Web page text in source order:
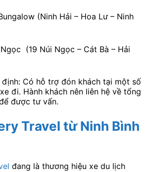
(Ninh Hải – Hoa Lư – Ninh
(19 Núi Ngọc – Cát Bà – Hải
Có hỗ trợ đón khách tại một số
đi. Hành khách nên liên hệ về tổng
được tư vấn.
Travel từ Ninh Bình
đang là thương hiệu xe du lịch